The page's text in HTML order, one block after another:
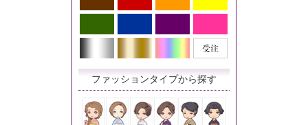
ファッションタイプから探す